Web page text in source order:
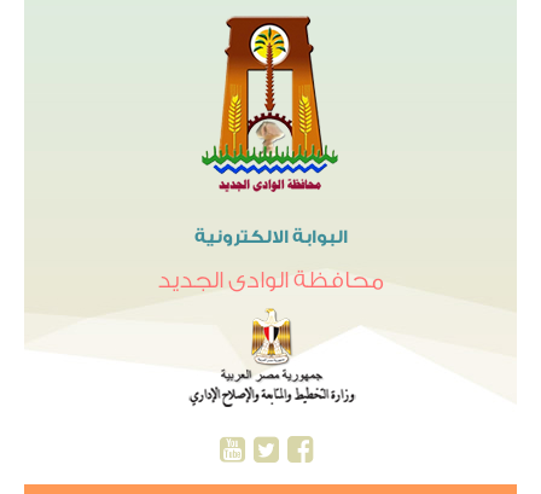
البوابة الالكترونية
محافظة الوادى الجديد